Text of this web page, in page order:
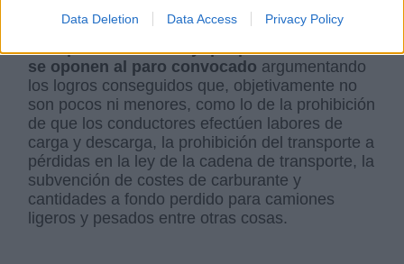
Data Deletion Data Access Privacy Policy
Transportes por Carretera, CNTC, donde
están las organizaciones que han acreditado
su representatividad y que por unanimidad
se oponen al paro convocado argumentando
los logros conseguidos que, objetivamente no
son pocos ni menores, como lo de la prohibición
de que los conductores efectúen labores de
carga y descarga, la prohibición del transporte a
pérdidas en la ley de la cadena de transporte, la
subvención de costes de carburante y
cantidades a fondo perdido para camiones
ligeros y pesados entre otras cosas.